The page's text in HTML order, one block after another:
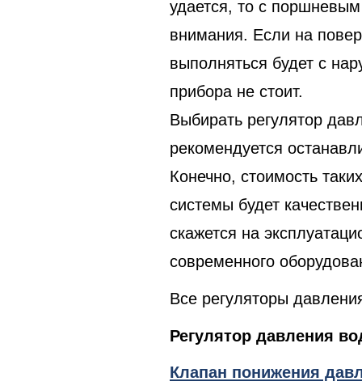
удается, то с
внимания. Если на
выполняться будет с
прибора не стоит.
Выбирать регулятор
рекомендуется
Конечно, стоимость
системы будет
скажется на
современного
Все регуляторы
Регулятор давления
Клапан понижения